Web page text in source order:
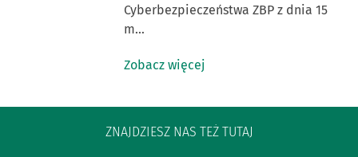
Cyberbezpieczeństwa ZBP z dnia 15
m…
Zobacz więcej
ZNAJDZIESZ NAS TEŻ TUTAJ